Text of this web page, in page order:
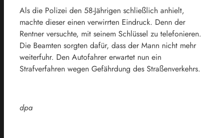
Als die Polizei den 58-Jährigen schließlich anhielt,
machte dieser einen verwirrten Eindruck. Denn der
Rentner versuchte, mit seinem Schlüssel zu telefonieren.
Die Beamten sorgten dafür, dass der Mann nicht mehr
weiterfuhr. Den Autofahrer erwartet nun ein
Strafverfahren wegen Gefährdung des Straßenverkehrs.
dpa